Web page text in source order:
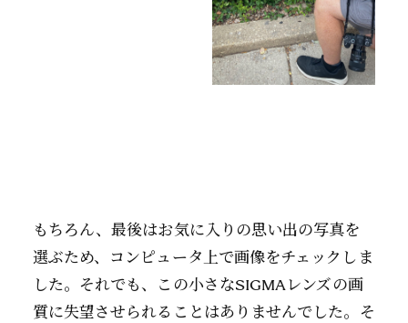
もちろん、最後はお気に入りの思い出の写真を
選ぶため、コンピュータ上で画像をチェックしま
した。それでも、この小さなSIGMAレンズの画
質に失望させられることはありませんでした。そ